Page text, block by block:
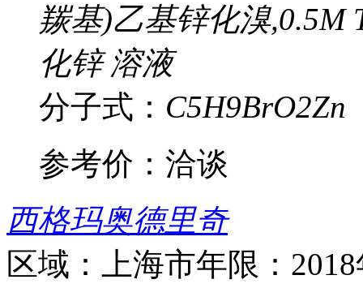
羰基)乙基锌化溴,0.5M
化锌 溶液
分子式： C5H9BrO2Zn
参考价： 洽谈
西格玛奥德里奇
区域：上海市年限：